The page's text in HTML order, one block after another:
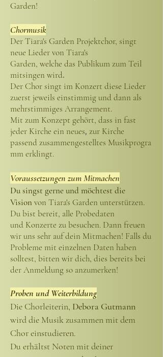
Garden!
Chormusik
DerTiara's Garden Projektchor, singt
neue Lieder von Tiara's
Garden, welche das Publikum zum Teil
mitsingen wird.
Der Chor singt im Konzert diese Lieder
zuerst jeweils einstimmig und dann als
mehrstimmiges Arrangement.
Mit zum Konzept gehört, dass in fast
jeder Kirche ein neues, zur Kirche
passend zusammengestelltes Musikprogra
mm erklingt.
Voraussetzungen zumMitmachen
Du singst gerne und möchtest die
Vision von Tiara's Garden unterstützen.
Du bist bereit, alle Probedaten
und Konzerte zu besuchen. Dann freuen
wir uns sehr auf dein Mitmachen! Falls du
Probleme mit einzelnen Daten haben
solltest, bitten wir dich, dies bereits bei
der Anmeldung so anzumerken!
Proben und Weiterbildung
Die Chorleiterin, Debora Gutmann
wird die Musik zusammen mit dem
Chor einstudieren.
Du erhältst Noten mit deiner